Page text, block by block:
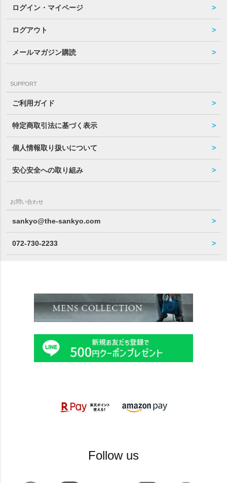
ログイン・マイページ
ログアウト
メールマガジン購読
SUPPORT
ご利用ガイド
特定商取引法に基づく表示
個人情報取り扱いについて
安心安全への取り組み
お問い合わせ
sankyo@the-sankyo.com
072-730-2233
Follow us